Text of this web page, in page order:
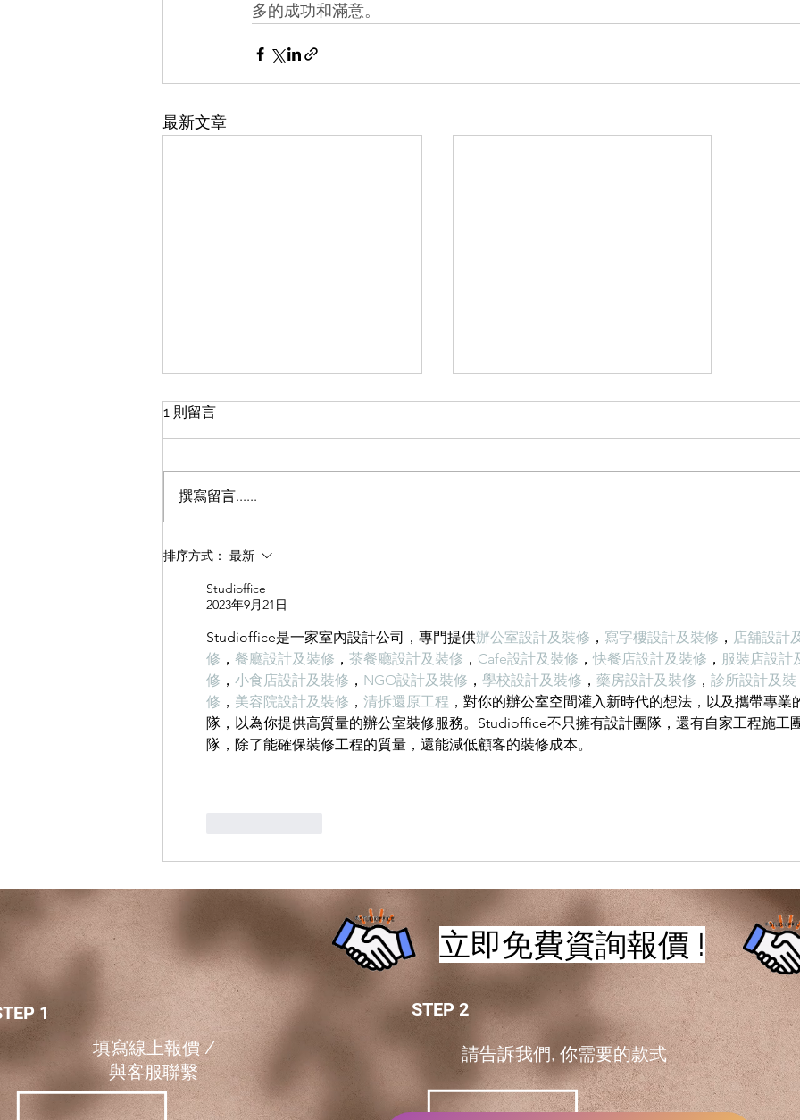
多的成功和滿意。
最新文章
輕磚的施工方法
office裝修輕磚的施工方法 1、施
正常施工前，首先要對所需施工場
地的表面進行基礎處理，這樣才能
保證我們的工程能夠順利進行。清
等雜質，避免這些雜質影響整體平
整度和效果。 ...
輕磚的主要功能
office裝修輕磚的主要功能 1、重
木頭，可以漂浮在水中。它可以減
1 則留言
撰寫留言......
排序方式： 最新
Studioffice
2023年9月21日
Studioffice是一家室內設計公司，專門提供辦公室設計及裝修 ， 寫字樓設計及裝修 ， 店舖設計
修 ， 餐廳設計及裝修 ， 茶餐廳設計及裝修 ， Cafe設計及裝修 ， 快餐店設計及裝修 ， 服裝店設計
修 ， 小食店設計及裝修 ， NGO設計及裝修 ， 學校設計及裝修 ， 藥房設計及裝修 ， 診所設計及裝
修 ， 美容院設計及裝修 ， 清拆還原工程 ，對你的辦公室空間灌入新時代的想法，以及攜帶專業
隊，以為你提供高質量的辦公室裝修服務。Studioffice不只擁有設計團隊，還有自家工程施工
隊，除了能確保裝修工程的質量，還能減低顧客的裝修成本。
立即免費資詢報價 !
1
STEP 2
填寫線上報價 /
​與客服聯繫
請告訴我們, 你需要的款式